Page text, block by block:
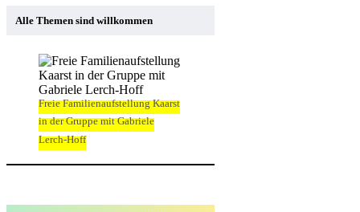
Alle Themen sind willkommen
Freie Familienaufstellung Kaarst
in der Gruppe mit Gabriele
Lerch-Hoff